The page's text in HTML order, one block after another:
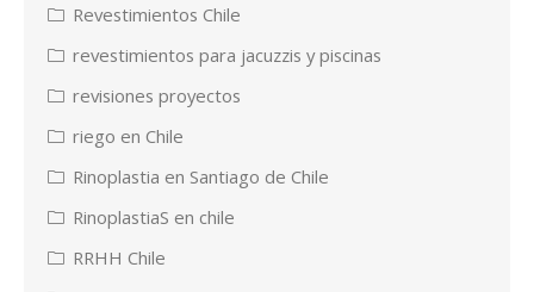
Revestimientos Chile
revestimientos para jacuzzis y piscinas
revisiones proyectos
riego en Chile
Rinoplastia en Santiago de Chile
RinoplastiaS en chile
RRHH Chile